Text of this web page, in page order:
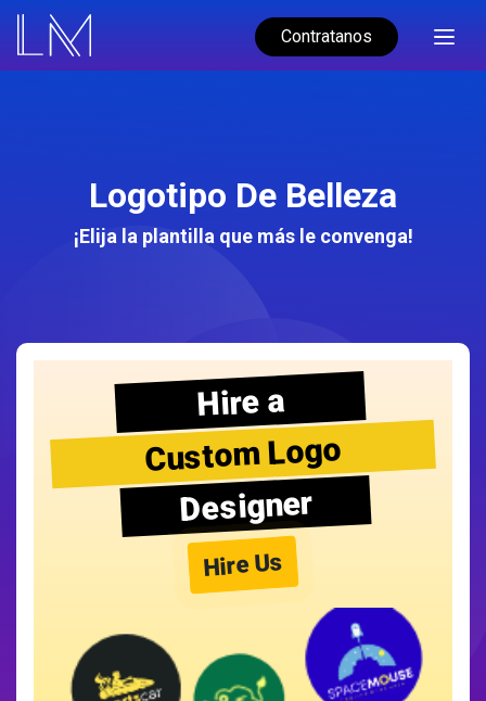
Contratanos
Logotipo De Belleza
¡Elija la plantilla que más le convenga!
Hire a
Custom Logo
Designer
Hire Us